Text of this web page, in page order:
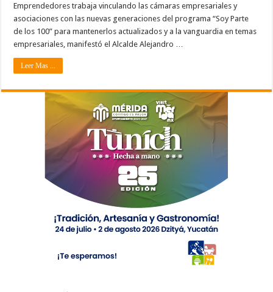
Emprendedores trabaja vinculando las cámaras empresariales y
asociaciones con las nuevas generaciones del programa “Soy Parte
de los 100” para mantenerlos actualizados y a la vanguardia en temas
empresariales, manifestó el Alcalde Alejandro …
Leer Mas ...